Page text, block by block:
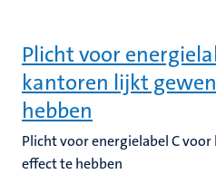
Plicht voor
kantoren lijkt
hebben
Plicht voor energielabel C
effect te hebben